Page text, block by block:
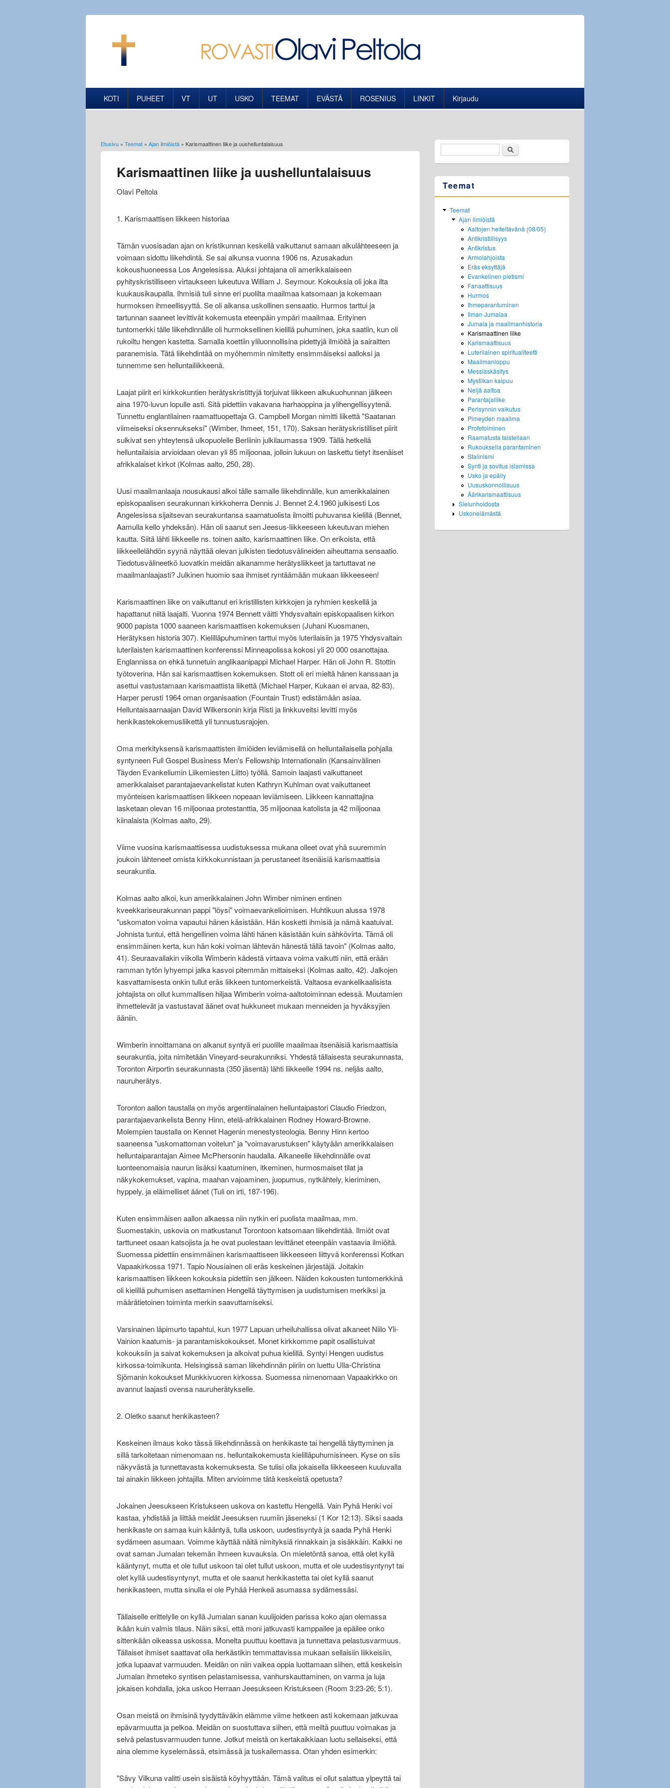
KOTI PUHEET VT UT USKO TEEMAT EVÄSTÄ ROSENIUS LINKIT Kirjaudu
Olet täällä
Etusivu » Teemat » Ajan ilmiöistä » Karismaattinen liike ja uushelluntalaisuus
Karismaattinen liike ja uushelluntalaisuus
Olavi Peltola
1. Karismaattisen liikkeen historiaa
Tämän vuosisadan ajan on kristikunnan keskellä vaikuttanut samaan alkulähteeseen ja
voimaan sidottu liikehdintä. Se sai alkunsa vuonna 1906 ns. Azusakadun
kokoushuoneessa Los Angelesissa. Aluksi johtajana oli amerikkalaiseen
pyhityskristilliseen virtaukseen lukeutuva William J. Seymour. Kokouksia oli joka ilta
kuukausikaupalla. Ihmisiä tuli sinne eri puolilta maailmaa katsomaan ja kokemaan
hurmoksen ihmeellisyyttä. Se oli aikansa uskollinen sensaatio. Hurmos tarttui ja
tartunnan saaneet levittivät kokemusta eteenpäin ympäri maailmaa. Erityinen
tuntomerkki tälle liikehdinnälle oli hurmoksellinen kielillä puhuminen, joka saatiin, kun oli
rukoiltu hengen kastetta. Samalla koettiin yliluonnollisina pidettyjä ilmiöitä ja sairaitten
paranemisia. Tätä liikehdintää on myöhemmin nimitetty ensimmäiseksi aalloksi ja
tunnemme sen helluntailiikkeenä.
Laajat piirit eri kirkkokuntien herätyskristittyjä torjuivat liikkeen alkukuohunnan jälkeen
aina 1970-luvun lopulle asti. Sitä pidettiin vakavana harhaoppina ja ylihengellisyytenä.
Tunnettu englantilainen raamattuopettaja G. Campbell Morgan nimitti liikettä "Saatanan
viimeiseksi oksennukseksi" (Wimber, Ihmeet, 151, 170). Saksan herätyskristilliset piirit
sulkivat sen yhteytensä ulkopuolelle Berliinin julkilaumassa 1909. Tällä hetkellä
helluntailaisia arvioidaan olevan yli 85 miljoonaa, jolloin lukuun on laskettu tietyt itsenäiset
afrikkalaiset kirkot (Kolmas aalto, 250, 28).
Uusi maailmanlaaja nousukausi alkoi tälle samalle liikehdinnälle, kun amerikkalainen
episkopaalisen seurakunnan kirkkoherra Dennis J. Bennet 2.4.1960 julkisesti Los
Angelesissa sijaitsevan seurakuntansa saarnatuolista ilmoitti puhuvansa kielillä (Bennet,
Aamulla kello yhdeksän). Hän oli saanut sen Jeesus-liikkeeseen lukeutuvan miehen
kautta. Siitä lähti liikkeelle ns. toinen aalto, karismaattinen liike. On erikoista, että
liikkeellelähdön syynä näyttää olevan julkisten tiedotusvälineiden aiheuttama sensaatio.
Tiedotusvälineetkö luovatkin meidän aikanamme herätysliikkeet ja tartuttavat ne
maailmanlaajasti? Julkinen huomio saa ihmiset ryntäämään mukaan liikkeeseen!
Karismaattinen liike on vaikuttanut eri kristillisten kirkkojen ja ryhmien keskellä ja
hapattanut niitä laajalti. Vuonna 1974 Bennett väitti Yhdysvaltain episkopaalisen kirkon
9000 papista 1000 saaneen karismaattisen kokemuksen (Juhani Kuosmanen,
Herätyksen historia 307). Kielilläpuhuminen tarttui myös luterilaisiin ja 1975 Yhdysvaltain
luterilaisten karismaattinen konferenssi Minneapolissa kokosi yli 20 000 osanottajaa.
Englannissa on ehkä tunnetuin anglikaanipappi Michael Harper. Hän oli John R. Stottin
työtoverina. Hän sai karismaattisen kokemuksen. Stott oli eri mieltä hänen kanssaan ja
asettui vastustamaan karismaattista liikettä (Michael Harper, Kukaan ei arvaa, 82-83).
Harper perusti 1964 oman organisaation (Fountain Trust) edistämään asiaa.
Helluntaisaarnaajan David Wilkersonin kirja Risti ja linkkuveitsi levitti myös
henkikastekokemusliikettä yli tunnustusrajojen.
Oma merkityksensä karismaattisten ilmiöiden leviämisellä on helluntailaisella pohjalla
syntyneen Full Gospel Business Men's Fellowship Internationalin (Kansainvälinen
Täyden Evankeliumin Liikemiesten Liitto) työllä. Samoin laajasti vaikuttaneet
amerikkalaiset parantajaevankelistat kuten Kathryn Kuhlman ovat vaikuttaneet
myönteisen karismaattisen liikkeen nopeaan leviämiseen. Liikkeen kannattajina
lasketaan olevan 16 miljoonaa protestanttia, 35 miljoonaa katolista ja 42 miljoonaa
kiinalaista (Kolmas aalto, 29).
Viime vuosina karismaattisessa uudistuksessa mukana olleet ovat yhä suuremmin
joukoin lähteneet omista kirkkokunnistaan ja perustaneet itsenäisiä karismaattisia
seurakuntia.
Kolmas aalto alkoi, kun amerikkalainen John Wimber niminen entinen
kveekkariseurakunnan pappi "löysi" voimaevankelioimisen. Huhtikuun alussa 1978
"uskomaton voima vapautui hänen käsistään. Hän kosketti ihmisiä ja nämä kaatuivat.
Johnista tuntui, että hengellinen voima lähti hänen käsistään kuin sähkövirta. Tämä oli
ensimmäinen kerta, kun hän koki voiman lähtevän hänestä tällä tavoin" (Kolmas aalto,
41). Seuraavallakin viikolla Wimberin kädestä virtaava voima vaikutti niin, että erään
ramman tytön lyhyempi jalka kasvoi pitemmän mittaiseksi (Kolmas aalto, 42). Jalkojen
kasvattamisesta onkin tullut eräs liikkeen tuntomerkeistä. Valtaosa evankelikaalisista
johtajista on ollut kummallisen hiljaa Wimberin voima-aaltotoiminnan edessä. Muutamien
ihmettelevät ja vastustavat äänet ovat hukkuneet mukaan menneiden ja hyväksyjien
ääniin.
Wimberin innoittamana on alkanut syntyä eri puolille maailmaa itsenäisiä karismaattisia
seurakuntia, joita nimitetään Vineyard-seurakunniksi. Yhdestä tällaisesta seurakunnasta,
Toronton Airportin seurakunnasta (350 jäsentä) lähti liikkeelle 1994 ns. neljäs aalto,
nauruherätys.
Toronton aallon taustalla on myös argentiinalainen helluntaipastori Claudio Friedzon,
parantajaevankelista Benny Hinn, etelä-afrikkalainen Rodney Howard-Browne.
Molempien taustalla on Kennet Hagenin menestysteologia. Benny Hinn kertoo
saaneensa "uskomattoman voitelun" ja "voimavarustuksen" käytyään amerikkalaisen
helluntaiparantajan Aimee McPhersonin haudalla. Alkaneelle liikehdinnälle ovat
luonteenomaisia naurun lisäksi kaatuminen, itkeminen, hurmosmaiset tilat ja
näkykokemukset, vapina, maahan vajoaminen, juopumus, nytkähtely, kieriminen,
hyppely, ja eläimelliset äänet (Tuli on irti, 187-196).
Kuten ensimmäisen aallon alkaessa niin nytkin eri puolista maailmaa, mm.
Suomestakin, uskovia on matkustanut Torontoon katsomaan liikehdintää. Ilmiöt ovat
tarttuneet osaan katsojista ja he ovat puolestaan levittänet eteenpäin vastaavia ilmiöitä.
Suomessa pidettiin ensimmäinen karismaattiseen liikkeeseen liittyvä konferenssi Kotkan
Vapaakirkossa 1971. Tapio Nousiainen oli eräs keskeinen järjestäjä. Joitakin
karismaattisen liikkeen kokouksia pidettiin sen jälkeen. Näiden kokousten tuntomerkkinä
oli kielillä puhumisen asettaminen Hengellä täyttymisen ja uudistumisen merkiksi ja
määrätietoinen toiminta merkin saavuttamiseksi.
Varsinainen läpimurto tapahtui, kun 1977 Lapuan urheiluhallissa olivat alkaneet Niilo Yli-
Vainion kaatumis- ja parantamiskokoukset. Monet kirkkomme papit osallistuivat
kokouksiin ja saivat kokemuksen ja alkoivat puhua kielillä. Syntyi Hengen uudistus
kirkossa-toimikunta. Helsingissä saman liikehdinnän piiriin on luettu Ulla-Christina
Sjömanin kokoukset Munkkivuoren kirkossa. Suomessa nimenomaan Vapaakirkko on
avannut laajasti ovensa nauruherätykselle.
2. Oletko saanut henkikasteen?
Keskeinen ilmaus koko tässä liikehdinnässä on henkikaste tai hengellä täyttyminen ja
sillä tarkoitetaan nimenomaan ns. helluntaikokemusta kielilläpuhumisineen. Kyse on siis
näkyvästä ja tunnettavasta kokemuksesta. Se tulisi olla jokaisella liikkeeseen kuuluvalla
tai ainakin liikkeen johtajilla. Miten arvioimme tätä keskeistä opetusta?
Jokainen Jeesukseen Kristukseen uskova on kastettu Hengellä. Vain Pyhä Henki voi
kastaa, yhdistää ja liittää meidät Jeesuksen ruumiin jäseneksi (1 Kor 12:13). Siksi saada
henkikaste on samaa kuin kääntyä, tulla uskoon, uudestisyntyä ja saada Pyhä Henki
sydämeen asumaan. Voimme käyttää näitä nimityksiä rinnakkain ja sisäkkäin. Kaikki ne
ovat saman Jumalan tekemän ihmeen kuvauksia. On mieletöntä sanoa, että olet kyllä
kääntynyt, mutta et ole tullut uskoon tai olet tullut uskoon, mutta et ole uudestisyntynyt tai
olet kyllä uudestisyntynyt, mutta et ole saanut henkikastetta tai olet kyllä saanut
henkikasteen, mutta sinulla ei ole Pyhää Henkeä asumassa sydämessäsi.
Tällaiselle erittelylle on kyllä Jumalan sanan kuulijoiden parissa koko ajan olemassa
ikään kuin valmis tilaus. Näin siksi, että moni jatkuvasti kamppailee ja epäilee onko
sittenkään oikeassa uskossa. Monelta puuttuu koettava ja tunnettava pelastusvarmuus.
Tällaiset ihmiset saattavat olla herkästikin temmattavissa mukaan sellaisiin liikkeisiin,
jotka lupaavat varmuuden. Meidän on niin vaikea oppia luottamaan siihen, että keskeisin
Jumalan ihmeteko syntisen pelastamisessa, vanhurskauttaminen, on varma ja luja
jokaisen kohdalla, joka uskoo Herraan Jeesukseen Kristukseen (Room 3:23-26; 5:1).
Osan meistä on ihmisinä tyydyttäväkin elämme viime hetkeen asti kokemaan jatkuvaa
epävarmuutta ja pelkoa. Meidän on suostuttava siihen, että meiltä puuttuu voimakas ja
selvä pelastusvarmuuden tunne. Jotkut meistä on kertakaikkiaan luotu sellaiseksi, että
aina olemme kyselemässä, etsimässä ja tuskailemassa. Otan yhden esimerkin:
"Sävy Vilkuna valitti usein sisäistä köyhyyttään. Tämä valitus ei ollut salattua ylpeyttä tai
HakulomakeEtsi
Teemat
Teemat
Ajan ilmiöistä
Aaltojen heiteltävänä (08/05)
Antikristillisyys
Antikristus
Armolahjoista
Eräs eksyttäjä
Evankelinen pietismi
Fanaattisuus
Hurmos
Ihmeparantuminen
Ilman Jumalaa
Jumala ja maailmanhistoria
Karismaattinen liike
Karismaattisuus
Luterilainen spiritualiteetti
Maailmanloppu
Messiaskäsitys
Mystiikan kaipuu
Neljä aaltoa
Parantajaliike
Perisynnin vaikutus
Pimeyden maailma
Profetoiminen
Raamatusta taistellaan
Rukouksella parantaminen
Stalinismi
Synti ja sovitus islamissa
Usko ja epäily
Uususkonnollisuus
Äärikarismaattisuus
Sielunhoidosta
Uskonelämästä